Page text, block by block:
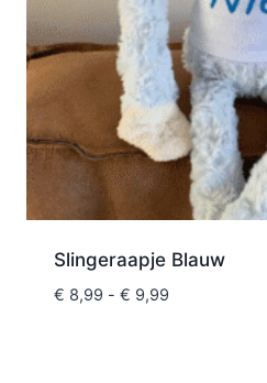
Slingeraapje Blauw
€ 8,99 - € 9,99